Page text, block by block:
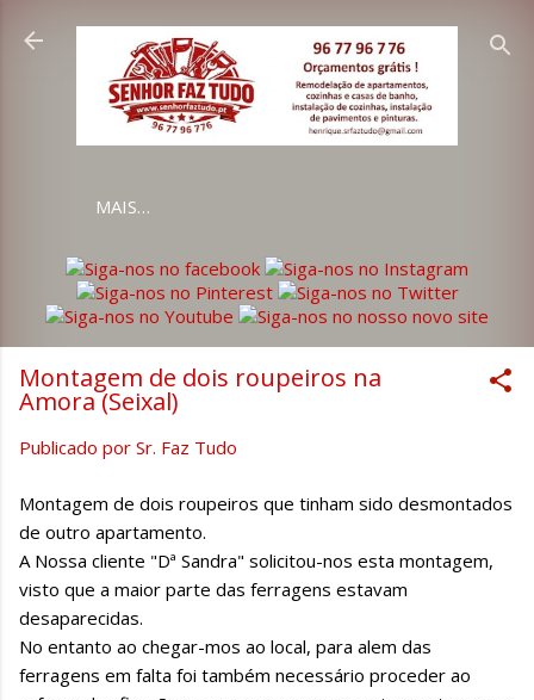
Avançar para o conteúdo principal
MAIS…
Montagem de dois roupeiros na
Amora (Seixal)
Publicado por Sr. Faz Tudo
Montagem de dois roupeiros que tinham sido desmontados
de outro apartamento.
A Nossa cliente "Dª Sandra" solicitou-nos esta montagem,
visto que a maior parte das ferragens estavam
desaparecidas.
No entanto ao chegar-mos ao local, para alem das
ferragens em falta foi também necessário proceder ao